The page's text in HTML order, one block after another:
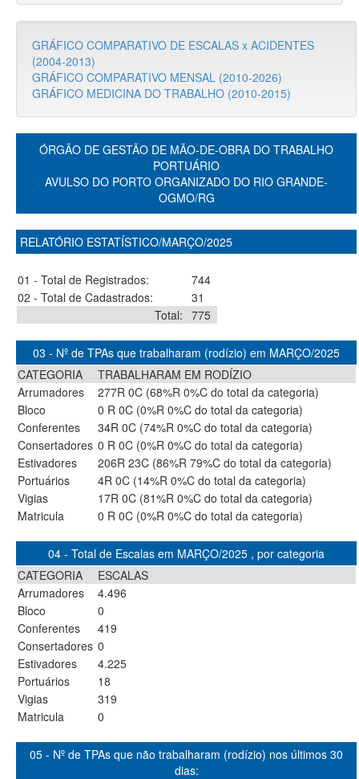
GRÁFICO COMPARATIVO DE ESCALAS x ACIDENTES
(2004-2013)
GRÁFICO COMPARATIVO MENSAL (2010-2026)
GRÁFICO MEDICINA DO TRABALHO (2010-2015)
ÓRGÃO DE GESTÃO DE MÃO-DE-OBRA DO TRABALHO
PORTUÁRIO
AVULSO DO PORTO ORGANIZADO DO RIO GRANDE-
OGMO/RG
RELATÓRIO ESTATÍSTICO/MARÇO/2025
01 - Total de Registrados:
744
02 - Total de Cadastrados:
31
Total: 775
03 - Nº de TPAs que trabalharam (rodízio) em MARÇO/2025
CATEGORIA
TRABALHARAM EM RODÍZIO
Arrumadores
277R 0C (68%R 0%C do total da categoria)
Bloco
0 R 0C (0%R 0%C do total da categoria)
Conferentes
34R 0C (74%R 0%C do total da categoria)
Consertadores 0 R 0C (0%R 0%C do total da categoria)
Estivadores
206R 23C (86%R 79%C do total da categoria)
Portuários
4R 0C (14%R 0%C do total da categoria)
Vigias
17R 0C (81%R 0%C do total da categoria)
Matricula
0 R 0C (0%R 0%C do total da categoria)
04 - Total de Escalas em MARÇO/2025 , por categoria
CATEGORIA
ESCALAS
Arrumadores
4.496
Bloco
0
Conferentes
419
Consertadores 0
Estivadores
4.225
Portuários
18
Vigias
319
Matricula
0
05 - Nº de TPAs que não trabalharam (rodízio) nos últimos 30
dias: